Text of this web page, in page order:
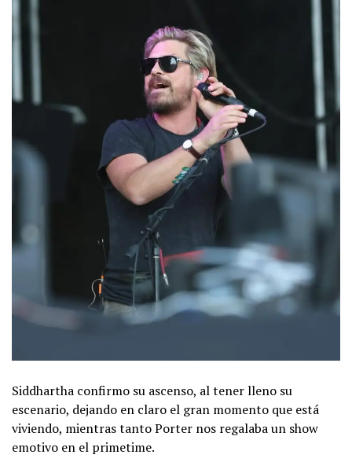
Siddhartha confirmo su ascenso, al tener lleno su
escenario, dejando en claro el gran momento que está
viviendo, mientras tanto Porter nos regalaba un show
emotivo en el primetime.